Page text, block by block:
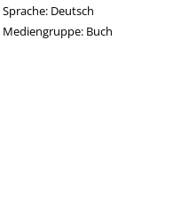
Suche nach dieser Beteiligten Person
Sprache: Deutsch
Mediengruppe: Buch